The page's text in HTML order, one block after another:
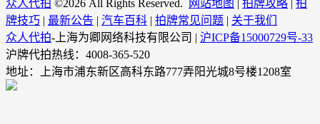
众人代拍 ©2026 All Rights Reserved. 网站地图 | 拍牌攻略 | 拍
牌技巧 | 最新公告 | 汽车百科 | 拍牌常见问题 | 关于我们
众人代拍-上海为卿网络科技有限公司 | 沪ICP备15000729号-33
沪牌代拍热线：4008-365-520
地址：上海市浦东新区高科东路777弄阳光城8号楼1208室